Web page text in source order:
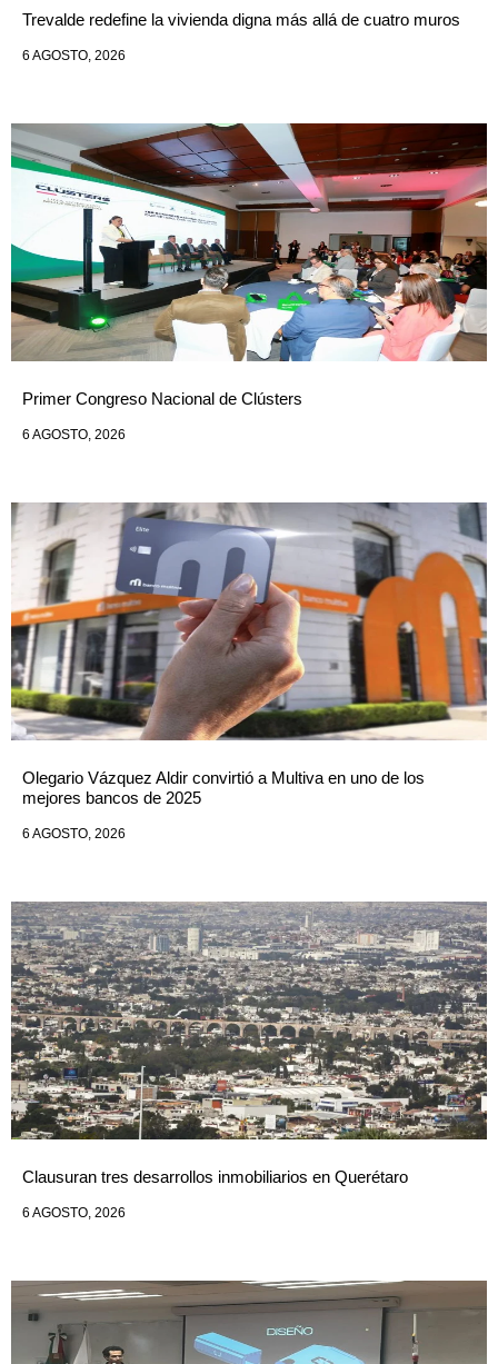
Trevalde redefine la vivienda digna más allá de cuatro muros
6 AGOSTO, 2026
Primer Congreso Nacional de Clústers
6 AGOSTO, 2026
Olegario Vázquez Aldir convirtió a Multiva en uno de los
mejores bancos de 2025
6 AGOSTO, 2026
Clausuran tres desarrollos inmobiliarios en Querétaro
6 AGOSTO, 2026